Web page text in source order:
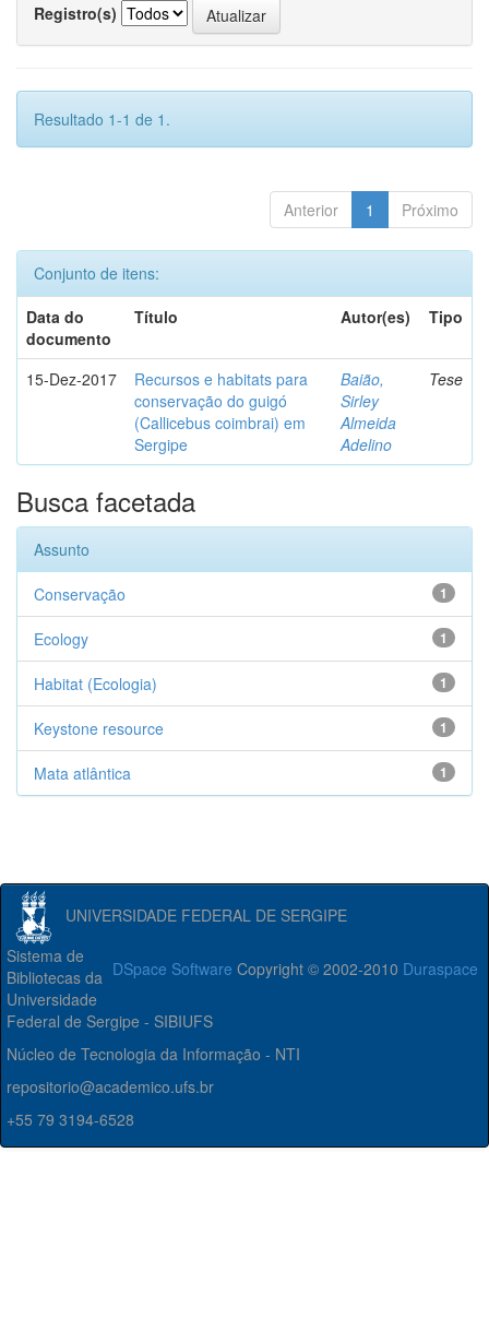
Registro(s)
Resultado 1-1 de 1.
Anterior 1 Próximo
Conjunto de itens:
Data do
documento
Título Autor(es) Tipo
15-Dez-2017
Recursos e habitats para
conservação do guigó
(Callicebus coimbrai) em
Sergipe
Baião,
Sirley
Almeida
Adelino
Tese
Busca facetada
Assunto
1
Conservação
1
Ecology
1
Habitat (Ecologia)
1
Keystone resource
1
Mata atlântica
UNIVERSIDADE FEDERAL DE SERGIPE
DSpace Software Copyright © 2002-2010 Duraspace
Sistema de
Bibliotecas da
Universidade
Federal de Sergipe - SIBIUFS
Núcleo de Tecnologia da Informação - NTI
repositorio@academico.ufs.br
+55 79 3194-6528